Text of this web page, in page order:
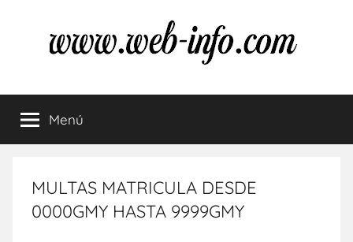
contenido
Multas
de
tráfico
dudas
sobre
multas
tráfico
Menú
MULTAS MATRICULA DESDE
0000GMY HASTA 9999GMY